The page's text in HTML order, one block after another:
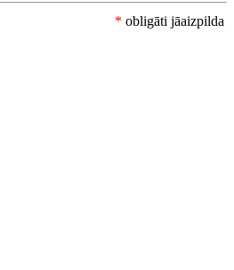
* obligāti jāaizpilda